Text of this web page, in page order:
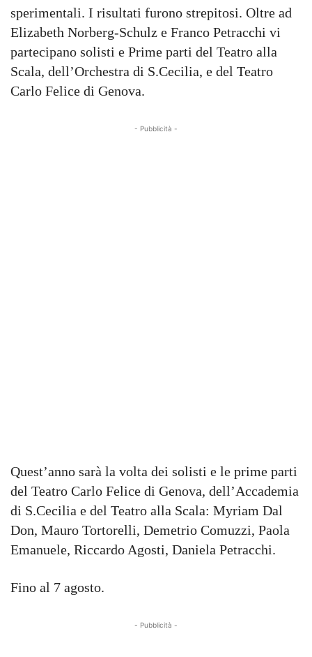
sperimentali. I risultati furono strepitosi. Oltre ad
Elizabeth Norberg-Schulz e Franco Petracchi vi
partecipano solisti e Prime parti del Teatro alla
Scala, dell’Orchestra di S.Cecilia, e del Teatro
Carlo Felice di Genova.
- Pubblicità -
Quest’anno sarà la volta dei solisti e le prime parti
del Teatro Carlo Felice di Genova, dell’Accademia
di S.Cecilia e del Teatro alla Scala: Myriam Dal
Don, Mauro Tortorelli, Demetrio Comuzzi, Paola
Emanuele, Riccardo Agosti, Daniela Petracchi.
Fino al 7 agosto.
- Pubblicità -